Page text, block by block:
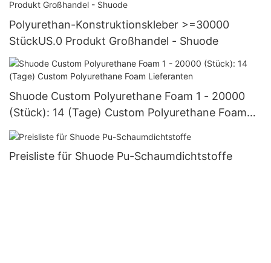
Polyurethan-Konstruktionskleber >=30000
StückUS.0 Produkt Großhandel - Shuode
Shuode Custom Polyurethane Foam 1 - 20000
(Stück): 14 (Tage) Custom Polyurethane Foam
Lieferanten
Preisliste für Shuode Pu-Schaumdichtstoffe